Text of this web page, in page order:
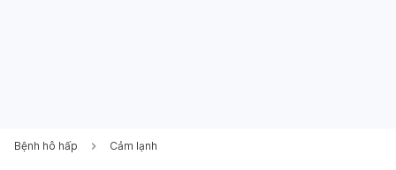
Bệnh hô hấp Cảm lạnh